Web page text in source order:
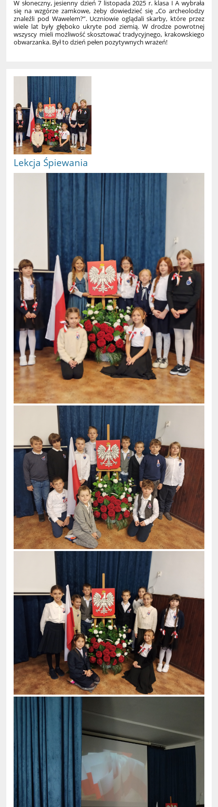
W słoneczny, jesienny dzień 7 listopada 2025 r. klasa I A wybrała
się na wzgórze zamkowe, żeby dowiedzieć się „Co archeolodzy
znaleźli pod Wawelem?”. Uczniowie oglądali skarby, które przez
wiele lat były głęboko ukryte pod ziemią. W drodze powrotnej
wszyscy mieli możliwość skosztować tradycyjnego, krakowskiego
obwarzanka. Był to dzień pełen pozytywnych wrażeń!
Lekcja Śpiewania